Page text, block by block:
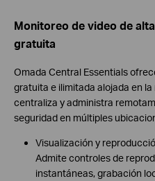
Monitoreo de video de
gratuita
Omada Central Essentials
gratuita e ilimitada alojada en
centraliza y administra
seguridad en múltiples
Visualización y
Admite controles de
instantáneas, grabación